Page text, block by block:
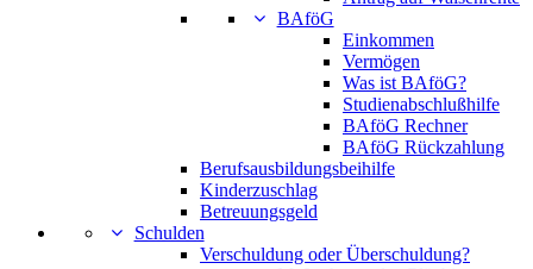
BAföG
Einkommen
Vermögen
Was ist BAföG?
Studienabschlußhilfe
BAföG Rechner
BAföG Rückzahlung
Berufsausbildungsbeihilfe
Kinderzuschlag
Betreuungsgeld
Schulden
Verschuldung oder Überschuldung?